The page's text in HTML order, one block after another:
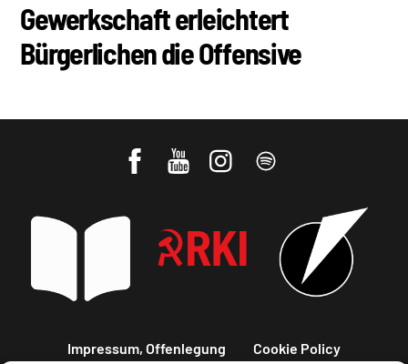
Gewerkschaft erleichtert
Bürgerlichen die Offensive
Impressum, Offenlegung Cookie Policy